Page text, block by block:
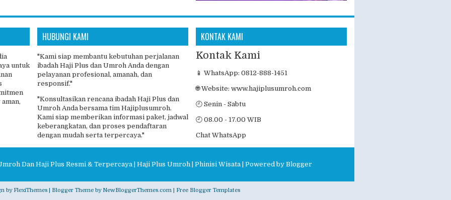
untuk
HUBUNGI KAMI
"Kami siap membantu kebutuhan perjalanan
ibadah Haji Plus dan Umroh Anda dengan
pelayanan profesional, amanah, dan
responsif."
"Konsultasikan rencana ibadah Haji Plus dan
Umroh Anda bersama tim Hajiplusumroh.
Kami siap memberikan informasi paket, jadwal
keberangkatan, dan proses pendaftaran
dengan mudah serta terpercaya."
KONTAK KAMI
Kontak Kami
📱 WhatsApp: 0812-888-1451
🌐 Website: www.hajiplusumroh.com
🕘 Senin - Sabtu
🕘 08.00 - 17.00 WIB
Chat WhatsApp
Dan Haji Plus Resmi & Terpercaya | Haji Plus Umroh | Phinisi Wisata | Powered by Blogger
by FlexiThemes| Blogger Theme by NewBloggerThemes.com| Free Blogger Templates